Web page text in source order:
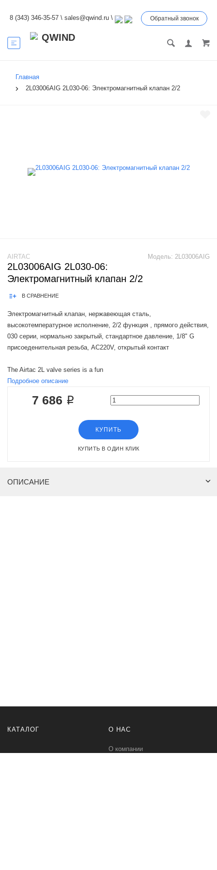
8 (343) 346-35-57 \ sales@qwind.ru \ Обратный звонок
Главная
2L03006AIG 2L030-06: Электромагнитный клапан 2/2
Модель: 2L03006AIG
AIRTAC
2L03006AIG 2L030-06:
Электромагнитный клапан 2/2
В СРАВНЕНИЕ
Электромагнитный клапан, нержавеющая сталь,
высокотемпературное исполнение, 2/2 функция , прямого действия,
030 серии, нормально закрытый, стандартное давление, 1/8" G
присоеденительная резьба, AC220V, открытый контакт
The Airtac 2L valve series is a fun
Подробное описание
7 686 ₽
КУПИТЬ
КУПИТЬ В ОДИН КЛИК
ОПИСАНИЕ
КАТАЛОГ О НАС
О компании